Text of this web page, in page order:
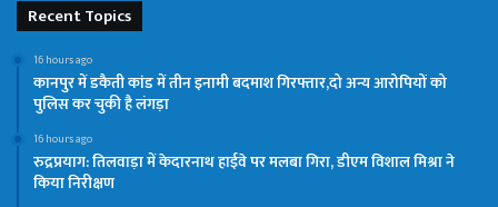
Recent Topics
16 hours ago
कानपुर में डकैती कांड में तीन इनामी बदमाश गिरफ्तार,दो अन्य आरोपियों को
पुलिस कर चुकी है लंगड़ा
16 hours ago
रुद्रप्रयाग: तिलवाड़ा में केदारनाथ हाईवे पर मलबा गिरा, डीएम विशाल मिश्रा ने
किया निरीक्षण